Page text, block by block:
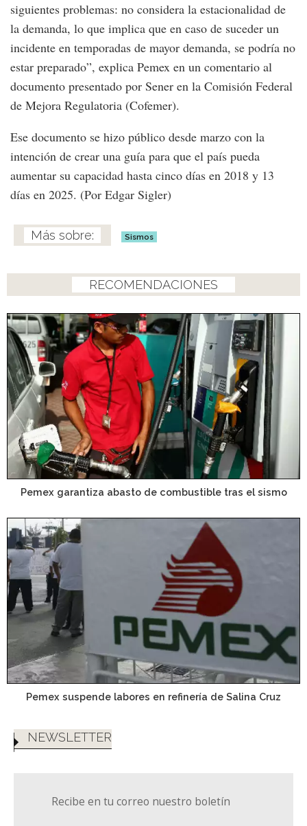
siguientes problemas: no considera la estacionalidad de
la demanda, lo que implica que en caso de suceder un
incidente en temporadas de mayor demanda, se podría no
estar preparado”, explica Pemex en un comentario al
documento presentado por Sener en la Comisión Federal
de Mejora Regulatoria (Cofemer).
Ese documento se hizo público desde marzo con la
intención de crear una guía para que el país pueda
aumentar su capacidad hasta cinco días en 2018 y 13
días en 2025. (Por Edgar Sigler)
Sismos
RECOMENDACIONES
Pemex garantiza abasto de combustible tras el sismo
Pemex suspende labores en refinería de Salina Cruz
NEWSLETTER
Recibe en tu correo nuestro boletín